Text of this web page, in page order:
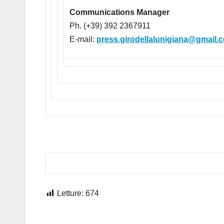
Communications Manager
Ph. (+39) 392 2367911
E-mail:
Letture: 674